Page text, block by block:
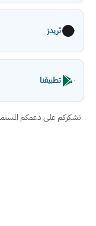
ثريدز
تطبيقنا
نشكركم على دعمكم